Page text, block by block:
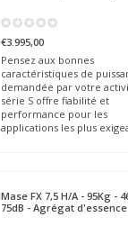
€3.995,00
Pensez aux bonnes
caractéristiques de
demandée par votre
série S offre fiabilité et
performance pour les
applications les plus
MaseFX 7,5 H/A - 95Kg -
75dB - Agrégat d'essence